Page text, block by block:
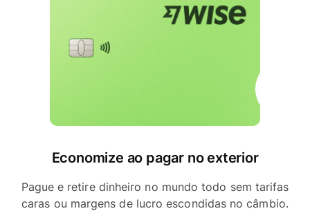
Economize ao pagar no exterior
Pague e retire dinheiro no mundo todo sem tarifas
caras ou margens de lucro escondidas no câmbio.